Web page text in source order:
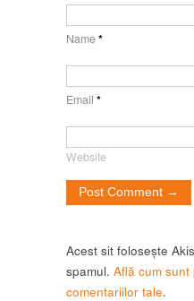
Name*
Email *
Website
Acest sit folosește
spamul. Află cum
comentariilor tale.